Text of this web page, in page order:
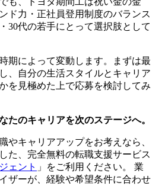
ド力・正社員登用制度のバランス
30代の若手にとって選択肢として
期によって変動します。まずは最
、自分の生活スタイルとキャリア
を見極めた上で応募を検討してみ
たのキャリアを次のステージへ。
やキャリアアップをお考えなら、
た、完全無料の転職支援サービス
ェント 」をご利用ください。 業
ザーが、経験や希望条件に合わせ